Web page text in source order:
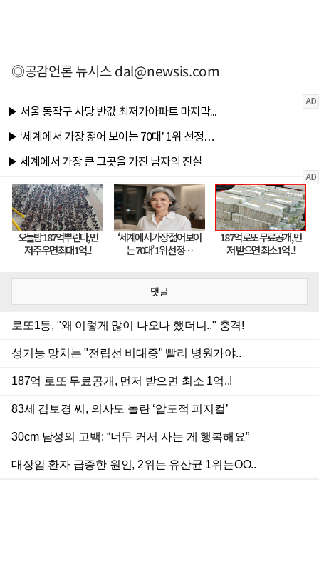
◎공감언론 뉴시스dal@newsis.com
댓글